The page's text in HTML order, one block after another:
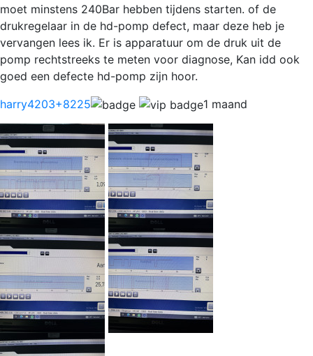
moet minstens 240Bar hebben tijdens starten. of de
drukregelaar in de hd-pomp defect, maar deze heb je
vervangen lees ik. Er is apparatuur om de druk uit de
pomp rechtstreeks te meten voor diagnose, Kan idd ook
goed een defecte hd-pomp zijn hoor.
harry4203+8225 1 maand